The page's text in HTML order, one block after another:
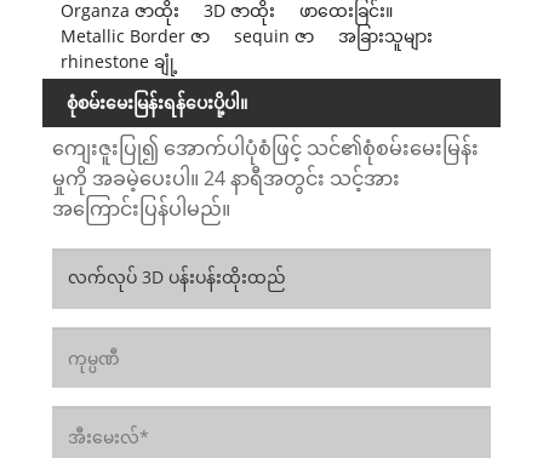
Organza ဇာထိုး 3D ဇာထိုး
ဖာထေးခြင်း။
Metallic Border ဇာ
sequin ဇာ
အခြားသူများ
rhinestone ချုံ့
စုံစမ်းမေးမြန်းရန်ပေးပို့ပါ။
ကျေးဇူးပြု၍ အောက်ပါပုံစံဖြင့် သင်၏စုံစမ်းမေးမြန်း
မှုကို အခမဲ့ပေးပါ။ 24 နာရီအတွင်း သင့်အား
အကြောင်းပြန်ပါမည်။